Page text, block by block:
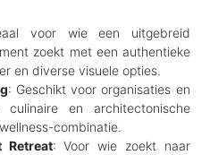
voor wie een uitgebreid
zoekt met een authentieke
en diverse visuele opties.
: Geschikt voor organisaties en
en architectonische
combinatie.
Retreat: Voor wie zoekt naar